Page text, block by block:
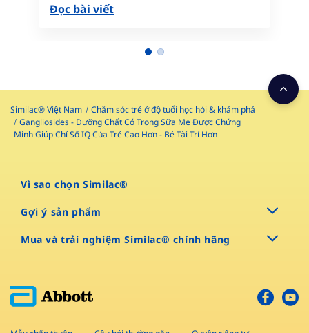
Đọc bài viết
Similac® Việt Nam
Chăm sóc trẻ ở độ tuổi học hỏi & khám phá
Gangliosides - Dưỡng Chất Có Trong Sữa Mẹ Được Chứng
Minh Giúp Chỉ Số IQ Của Trẻ Cao Hơn - Bé Tài Trí Hơn
Vì sao chọn Similac®
Gợi ý sản phẩm
Mua và trải nghiệm Similac® chính hãng